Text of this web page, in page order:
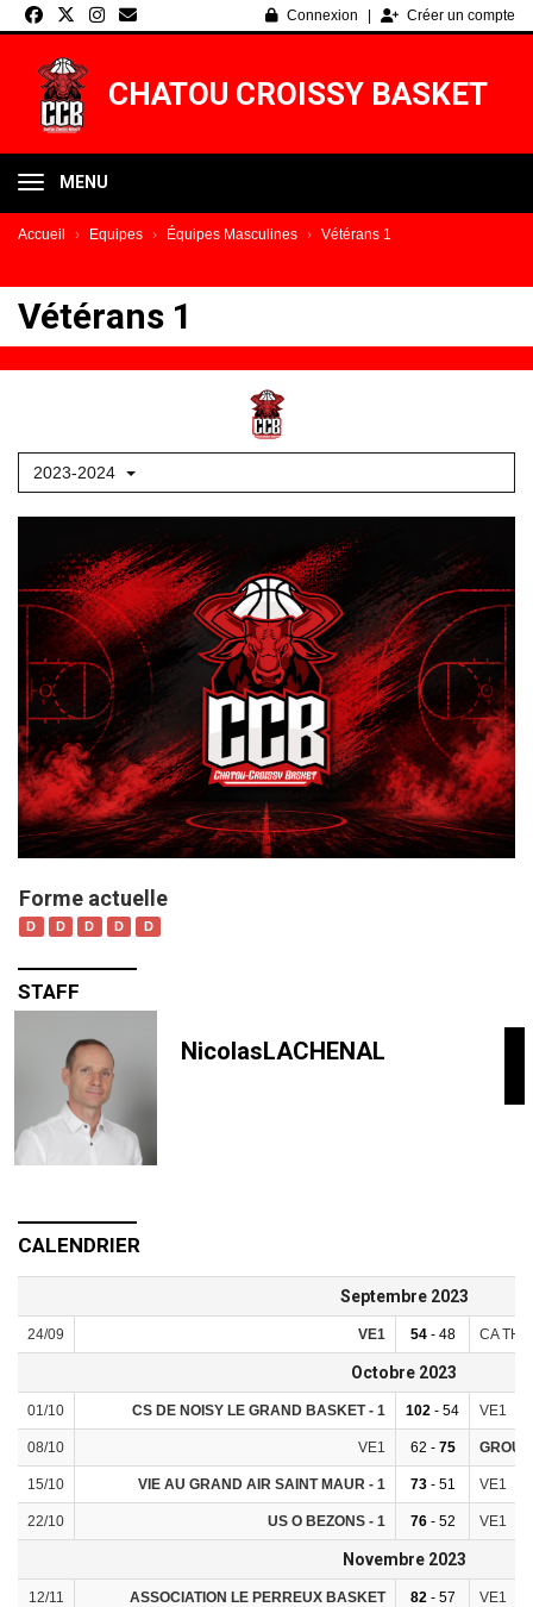
Connexion Créer un compte
CHATOU CROISSY BASKET
MENU
Accueil Equipes Équipes Masculines Vétérans 1
Vétérans 1
2023-2024
Forme actuelle
D D D D D
STAFF
NicolasLACHENAL
CALENDRIER
Septembre 2023
24/09 VE1 54- 48 CA
Octobre 2023
01/10 CS DE NOISY LE GRAND BASKET - 1 102 - 54 VE1
08/10 VE1 62 - 75
15/10 VIE AU GRAND AIR SAINT MAUR - 1 73- 51 VE1
22/10 US O BEZONS - 1 76- 52 VE1
Novembre 2023
12/11 ASSOCIATION LE PERREUX BASKET 82 - 57 VE1
Panneau de gestion des cookies